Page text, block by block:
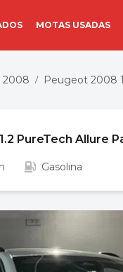
MOTAS USADAS
2008 / Peugeot 2008
1.2 PureTech Allure
Gasolina